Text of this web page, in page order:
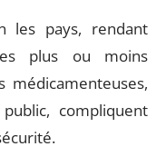
les pays, rendant
plus ou moins
médicamenteuses,
compliquent